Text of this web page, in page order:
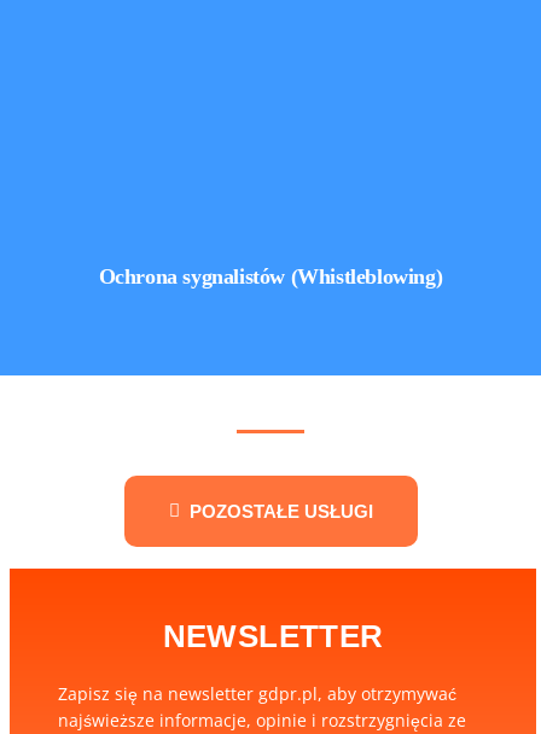
Ochrona sygnalistów (Whistleblowing)
POZOSTAŁE USŁUGI
NEWSLETTER
Zapisz się na newsletter gdpr.pl, aby otrzymywać
najświeższe informacje, opinie i rozstrzygnięcia ze